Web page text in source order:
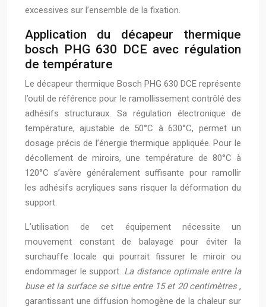
excessives sur l’ensemble de la fixation.
Application du décapeur thermique
bosch PHG 630 DCE avec régulation
de température
Le décapeur thermique Bosch PHG 630 DCE représente
l’outil de référence pour le ramollissement contrôlé des
adhésifs structuraux. Sa régulation électronique de
température, ajustable de 50°C à 630°C, permet un
dosage précis de l’énergie thermique appliquée. Pour le
décollement de miroirs, une température de 80°C à
120°C s’avère généralement suffisante pour ramollir
les adhésifs acryliques sans risquer la déformation du
support.
L’utilisation de cet équipement nécessite un
mouvement constant de balayage pour éviter la
surchauffe locale qui pourrait fissurer le miroir ou
endommager le support. La distance optimale entre la
buse et la surface se situe entre 15 et 20 centimètres,
garantissant une diffusion homogène de la chaleur sur